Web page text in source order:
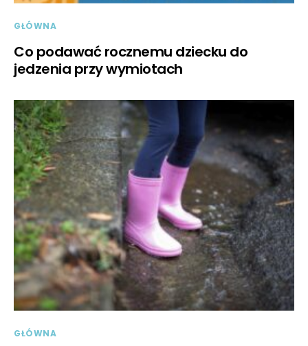
GŁÓWNA
Co podawać rocznemu dziecku do
jedzenia przy wymiotach
GŁÓWNA